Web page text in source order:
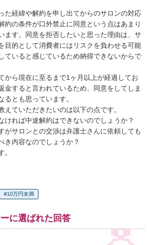
た経緯や解約を申し出てからのサロンの対応
約の条件が口外禁止に同意という点はあまり
ます。同意を拒否したいと思った理由は、サ
目的として消費者にはリスクを負わせる可能
ていると感じているため納得できないからで
から現在に至るまで1ヶ月以上が経過してお
金すると言われているため、同意をしてしま
るとも思っています。
えていただきたいのは以下の点です。
ければ中途解約はできないのでしょうか？
がサロンとの交渉は弁護士さんに依頼しても
き内容なのでしょうか？
。
10万円未満
に選ばれた回答